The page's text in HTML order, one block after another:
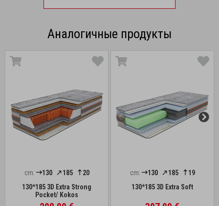
Аналогичные продукты
cm: 130 185
20
130*185 3D Extra Strong
Pocket/ Kokos
cm: 130 185
19
130*185 3D Extra Soft